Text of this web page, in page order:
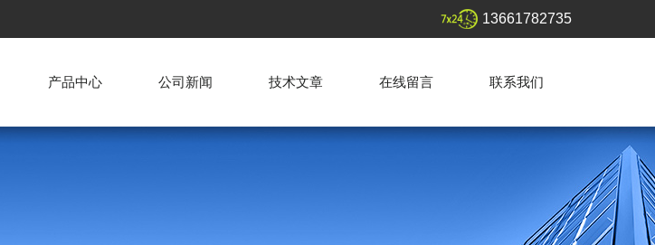
13661782735
产品中心 公司新闻 技术文章 在线留言 联系我们